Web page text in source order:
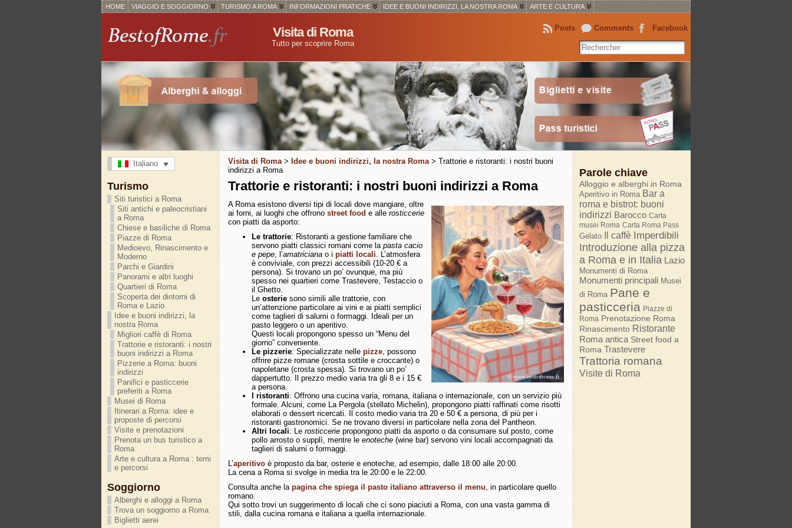
HOME VIAGGIO E SOGGIORNO TURISMO A ROMA INFORMAZIONI PRATICHE IDEE E BUONI INDIRIZZI, LA NOSTRA ROMA ARTE E CULTURA
Visita di Roma
Tutto per scoprire Roma
Facebook
Comments
Posts
Italiano
Turismo
Siti turistici a Roma
Siti antichi e paleocristiani
a Roma
Chiese e basiliche di Roma
Piazze di Roma
Medioevo, Rinascimento e
Moderno
Parchi e Giardini
Panorami e altri luoghi
Quartieri di Roma
Scoperta dei dintorni di
Roma e Lazio
Idee e buoni indirizzi, la
nostra Roma
Migliori caffè di Roma
Trattorie e ristoranti: i nostri
buoni indirizzi a Roma
Pizzerie a Roma: buoni
indirizzi
Panifici e pasticcerie
preferiti a Roma
Musei di Roma
Itinerari a Roma: idee e
proposte di percorsi
Visite e prenotazioni
Prenota un bus turistico a
Roma
Arte e cultura a Roma : temi
e percorsi
Soggiorno
Alberghi e alloggi a Roma
Trova un soggiorno a Roma
Biglietti aerei
Visita di Roma> Idee e buoni indirizzi, la nostra Roma> Trattorie e ristoranti: i nostri buoni
indirizzi a Roma
Trattorie e ristoranti: i nostri buoni indirizzi a Roma
A Roma esistono diversi tipi di locali dove mangiare, oltre
ai forni, ai luoghi che offrono street food e alle rosticcerie
con piatti da asporto:
Le trattorie: Ristoranti a gestione familiare che
servono piatti classici romani come la pasta cacio
e pepe , l’amatriciana o i piatti locali . L’atmosfera
è conviviale, con prezzi accessibili (10-20 € a
persona). Si trovano un po’ ovunque, ma più
spesso nei quartieri come Trastevere, Testaccio o
il Ghetto.
Le osterie sono simili alle trattorie, con
un’attenzione particolare ai vini e ai piatti semplici
come taglieri di salumi o formaggi. Ideali per un
pasto leggero o un aperitivo.
Questi locali propongono spesso un “Menu del
giorno” conveniente.
Le pizzerie: Specializzate nelle pizze , possono
offrire pizze romane (crosta sottile e croccante) o
napoletane (crosta spessa). Si trovano un po’
dappertutto. Il prezzo medio varia tra gli 8 e i 15 €
a persona.
I ristoranti: Offrono una cucina varia, romana, italiana o internazionale, con un servizio più
formale. Alcuni, come La Pergola (stellato Michelin), propongono piatti raffinati come risotti
elaborati o dessert ricercati. Il costo medio varia tra 20 e 50 € a persona, di più per i
ristoranti gastronomici. Se ne trovano diversi in particolare nella zona del Pantheon.
Altri locali: Le rosticcerie propongono piatti da asporto o da consumare sul posto, come
pollo arrosto o supplì, mentre le enoteche (wine bar) servono vini locali accompagnati da
taglieri di salumi o formaggi.
L’aperitivo è proposto da bar, osterie e enoteche, ad esempio, dalle 18:00 alle 20:00.
La cena a Roma si svolge in media tra le 20:00 e le 22:00.
Consulta anche la pagina che spiega il pasto italiano attraverso il menu , in particolare quello
romano.
Qui sotto trovi un suggerimento di locali che ci sono piaciuti a Roma, con una vasta gamma di
stili, dalla cucina romana e italiana a quella internazionale.
Parole chiave
Alloggio e alberghi in Roma
Aperitivo in Roma Bar a
roma e bistrot: buoni
indirizzi Barocco Carta
musei Roma Carta Roma Pass
Gelato Il caffè Imperdibili
Introduzione alla pizza
a Roma e in Italia Lazio
Monumenti di Roma
Monumenti principali Musei
di Roma Pane e
pasticceria Piazze di
Roma Prenotazione Roma
Rinascimento Ristorante
Roma antica Street food a
Roma Trastevere
Trattoria romana
Visite di Roma